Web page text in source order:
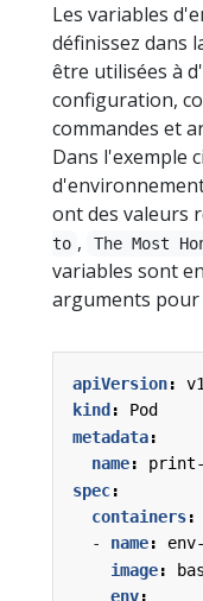
Les variables
définissez dans
être utilisées à
configuration,
commandes et
Dans l'exemple
ont des valeurs
to , The Most
variables sont
arguments
apiVersion:
v1
kind :
Pod
metadata:
name:
spec:
containers:
- name:
image:
env: